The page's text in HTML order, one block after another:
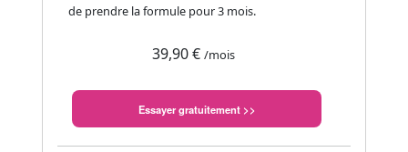
de prendre la formule pour 3 mois.
39,90 € /mois
Essayer gratuitement >>